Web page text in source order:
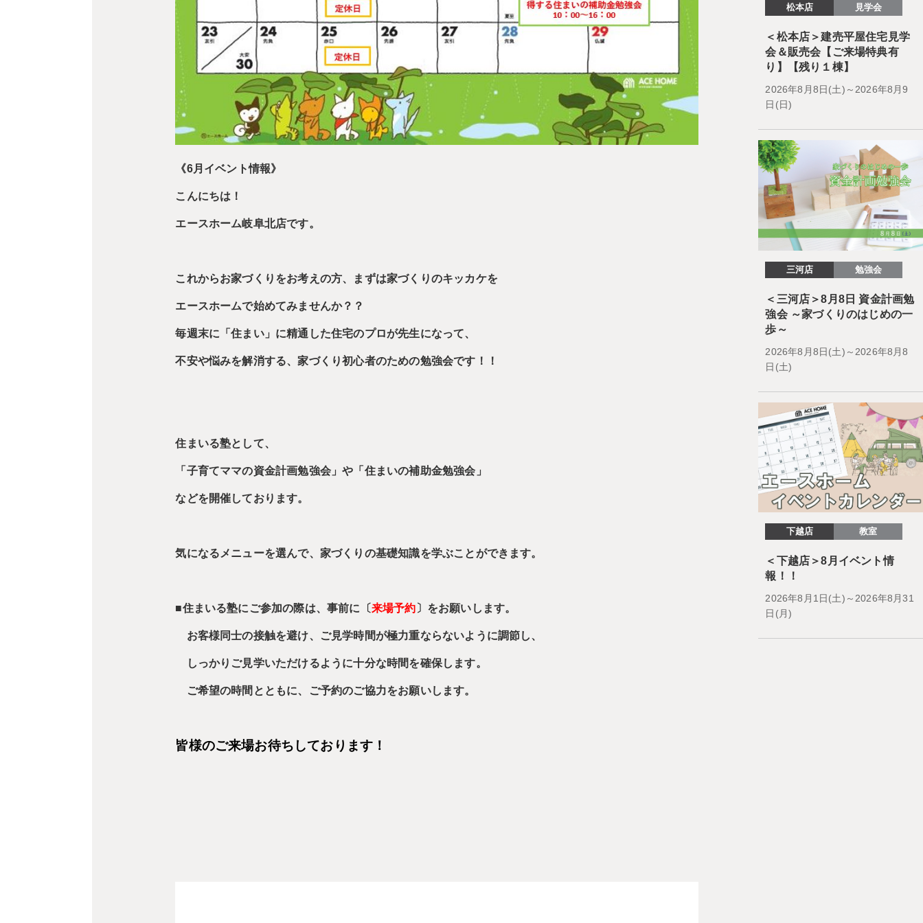
《6月イベント情報》
こんにちは！
エースホーム岐阜北店です。
これからお家づくりをお考えの方、まずは家づくりのキッカケを
エースホームで始めてみませんか？？
毎週末に「住まい」に精通した住宅のプロが先生になって、
不安や悩みを解消する、家づくり初心者のための勉強会です！！
住まいる塾として、
「子育てママの資金計画勉強会」や 「住まいの補助金勉強会」
などを開催しております。
気になるメニューを選んで、家づくりの基礎知識を学ぶことができます。
■住まいる塾にご参加の際は、事前に 〔来場予約 〕 をお願いします。
お客様同士の接触を避け、ご見学時間が極力重ならないように調節し、
しっかりご見学いただけるように十分な時間を確保します。
ご希望の時間とともに、ご予約のご協力をお願いします。
皆様のご来場お待ちしております！
松本店 見学会
＜松本店＞建売平屋住宅見学
会＆販売会【ご来場特典有
り】【残り１棟】
2026年8月8日(土)～2026年8月9
日(日)
三河店 勉強会
＜三河店＞8月8日 資金計画勉
強会 ～家づくりのはじめの一
歩～
2026年8月8日(土)～2026年8月8
日(土)
下越店 教室
＜下越店＞8月イベント情
報！！
2026年8月1日(土)～2026年8月31
日(月)